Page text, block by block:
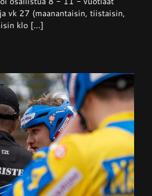
viikolla
26vk 27 (maanantaisin, tiistaisin,
klo [...]